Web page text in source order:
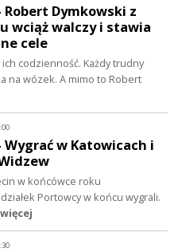
Robert Dymkowski z
wciąż walczy i stawia
cele
codzienność. Każdy trudny
na wózek. A mimo to Robert
Wygrać w Katowicach i
w końcówce roku
Portowcy w końcu wygrali.